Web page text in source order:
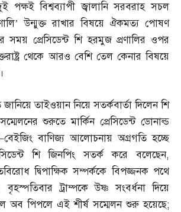
পক্ষই বিশ্বব্যাপী জ্বালানি সরবরাহ সচল
উন্মুক্ত রাখার বিষয়ে ঐকমত্য পোষণ
প্রেসিডেন্ট শি হরমুজ প্রণালির ওপর
থেকে আরও বেশি তেল কেনার বিষয়ে
জানিয়ে তাইওয়ান নিয়ে সতর্কবার্তা দিলেন শি
শুরুতে মার্কিন প্রেসিডেন্ট ডোনাল্ড
বেইজিং বাণিজ্য আলোচনায় অগ্রগতি হচ্ছে
শি জিনপিং সতর্ক করে বলেছেন,
দ্বিপাক্ষিক সম্পর্ককে বিপজ্জনক পথে
ট্রাম্পকে উষ্ণ সংবর্ধনা দিয়ে
অব পিপলে এই শীর্ষ সম্মেলন শুরু হয়েছে;